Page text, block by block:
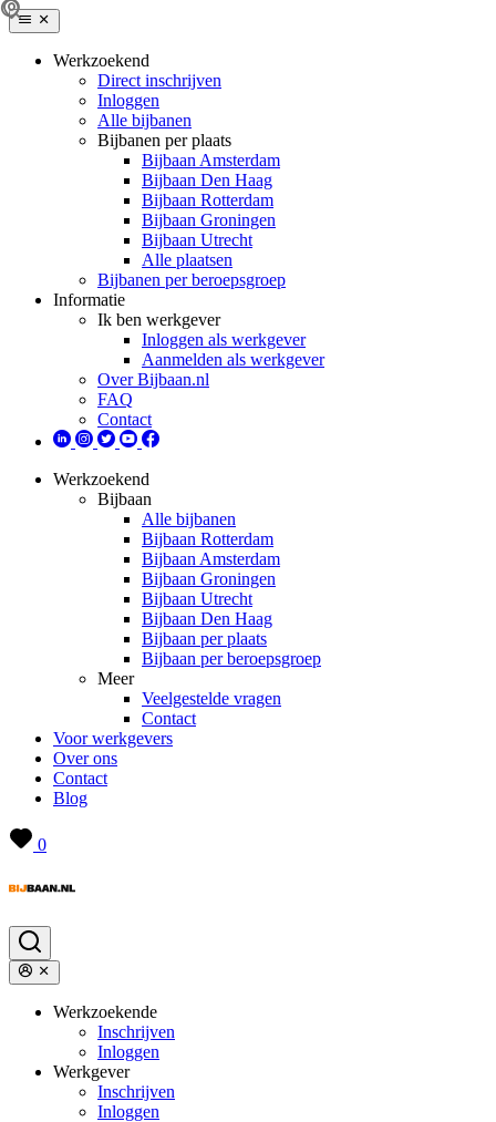
Werkzoekend
Direct inschrijven
Inloggen
Alle bijbanen
Bijbanen per plaats
Bijbaan Amsterdam
Bijbaan Den Haag
Bijbaan Rotterdam
Bijbaan Groningen
Bijbaan Utrecht
Alle plaatsen
Bijbanen per beroepsgroep
Informatie
Ik ben werkgever
Inloggen als werkgever
Aanmelden als werkgever
Over Bijbaan.nl
FAQ
Contact
Werkzoekend
Bijbaan
Alle bijbanen
Bijbaan Rotterdam
Bijbaan Amsterdam
Bijbaan Groningen
Bijbaan Utrecht
Bijbaan Den Haag
Bijbaan per plaats
Bijbaan per beroepsgroep
Meer
Veelgestelde vragen
Contact
Voor werkgevers
Over ons
Contact
Blog
0
Werkzoekende
Inschrijven
Inloggen
Werkgever
Inschrijven
Inloggen